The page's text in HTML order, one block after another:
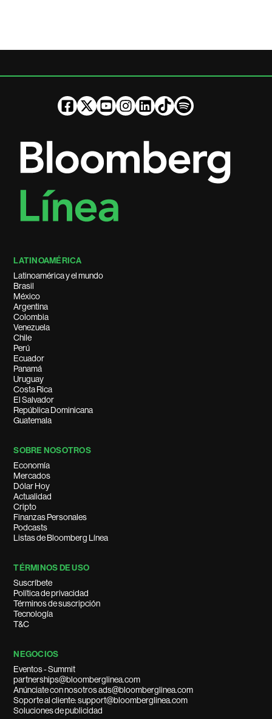
LATINOAMÉRICA
Latinoamérica y el mundo
Brasil
México
Argentina
Colombia
Venezuela
Chile
Perú
Ecuador
Panamá
Uruguay
Costa Rica
El Salvador
República Dominicana
Guatemala
SOBRE NOSOTROS
Economía
Mercados
Dólar Hoy
Actualidad
Cripto
Finanzas Personales
Podcasts
Listas de Bloomberg Línea
TÉRMINOS DE USO
Suscríbete
Política de privacidad
Términos de suscripción
Tecnología
T&C
NEGOCIOS
Eventos - Summit
partnerships@bloomberglinea.com
Anúnciate con nosotros ads@bloomberglinea.com
Soporte al cliente: support@bloomberglinea.com
Soluciones de publicidad